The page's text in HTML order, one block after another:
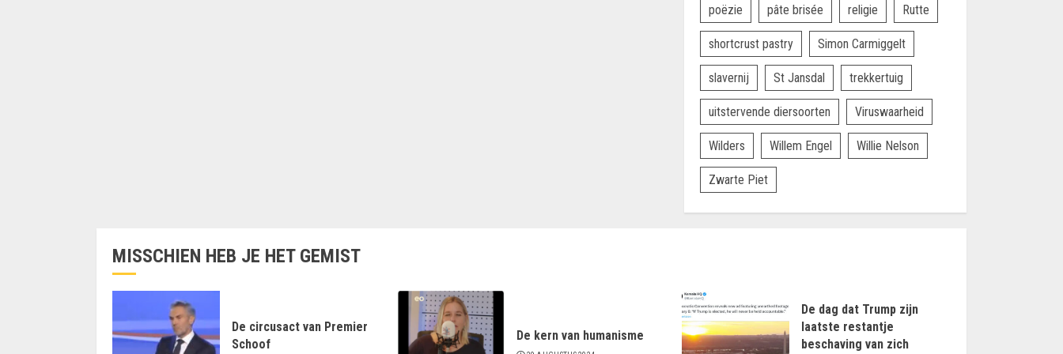
poëzie pâte brisée religie Rutte
shortcrust pastry Simon Carmiggelt
slavernij St Jansdal trekkertuig
uitstervende diersoorten Viruswaarheid
Wilders Willem Engel Willie Nelson
Zwarte Piet
MISSCHIEN HEB JE HET GEMIST
De circusact van Premier
Schoof
De kern van humanisme
De dag dat Trump zijn
laatste restantje
beschaving van zich